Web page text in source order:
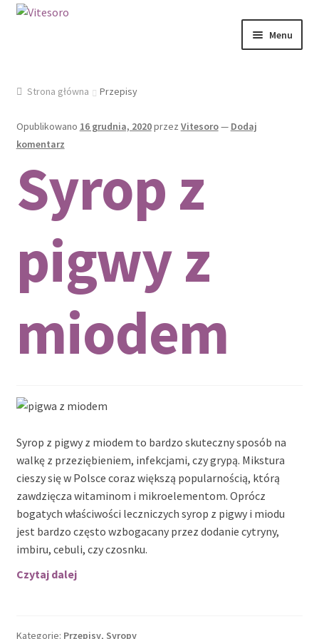
Menu
MIODY NATURALNE
KONTAKT
KOSZYK I ZAMÓWIENIE
Strona główna Przepisy
Opublikowano 16 grudnia, 2020przez Vitesoro— Dodaj
komentarz
Syrop z
pigwy z
miodem
Syrop z pigwy z miodem to bardzo skuteczny sposób na
walkę z przeziębieniem, infekcjami, czy grypą. Mikstura
cieszy się w Polsce coraz większą popularnością, którą
zawdzięcza witaminom i mikroelementom. Oprócz
bogatych właściwości leczniczych syrop z pigwy i miodu
jest bardzo często wzbogacany przez dodanie cytryny,
imbiru, cebuli, czy czosnku.
Czytaj dalejSyrop
Kategorie: Przepisy, Syropy